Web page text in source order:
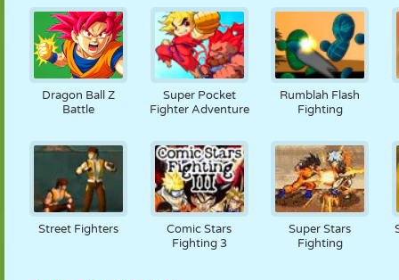
Dragon Ball Z
Battle
Super Pocket
Fighter Adventure
Rumblah Flash
Fighting
Street Fighters
Comic Stars
Fighting 3
Super Stars
Fighting